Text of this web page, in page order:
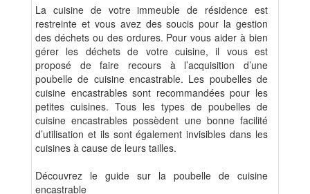
La cuisine de votre immeuble de résidence est
restreinte et vous avez des soucis pour la gestion
des déchets ou des ordures. Pour vous aider à bien
gérer les déchets de votre cuisine, il vous est
proposé de faire recours à l’acquisition d’une
poubelle de cuisine encastrable. Les poubelles de
cuisine encastrables sont recommandées pour les
petites cuisines. Tous les types de poubelles de
cuisine encastrables possèdent une bonne facilité
d’utilisation et ils sont également invisibles dans les
cuisines à cause de leurs tailles.
Découvrez le guide sur la poubelle de cuisine
encastrable